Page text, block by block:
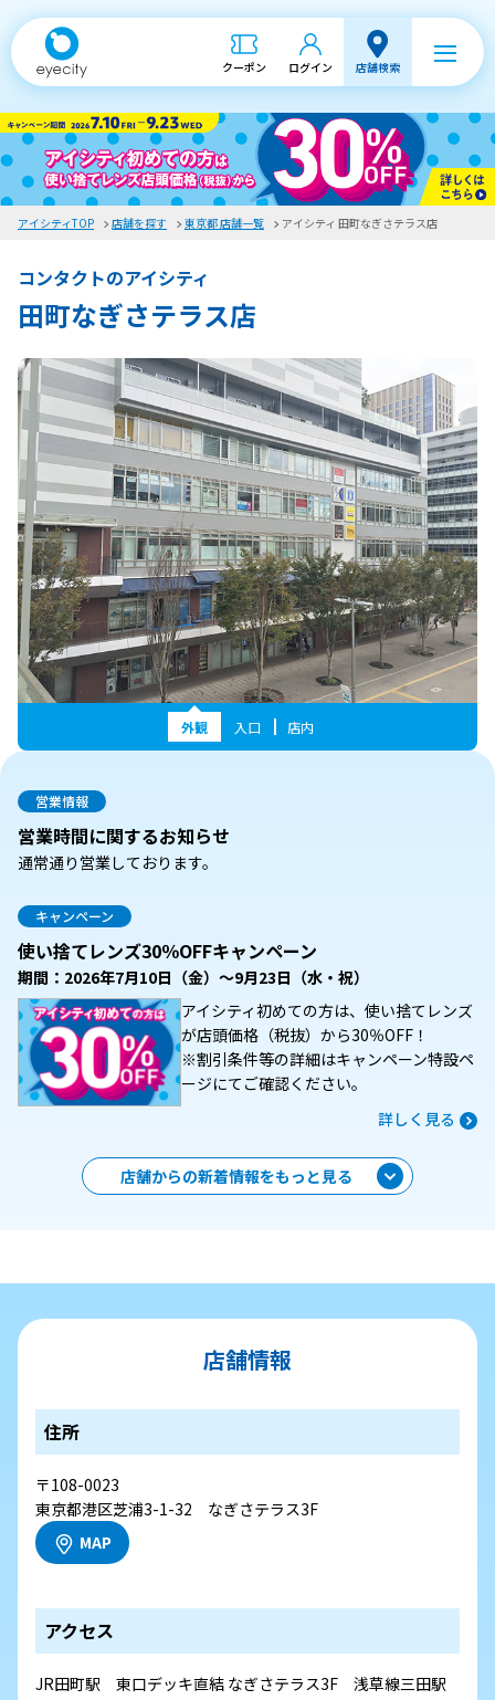
クーポン ログイン 店舗検索
アイシティTOP 店舗を探す 東京都 店舗一覧 アイシティ 田町なぎさテラス店
コンタクトのアイシティ
田町なぎさテラス店
外観 入口 店内
営業情報
営業時間に関するお知らせ
通常通り営業しております。
キャンペーン
使い捨てレンズ30％OFFキャンペーン
期間：2026年7月10日（金）～9月23日（水・祝）
アイシティ初めての方は、使い捨てレンズ
が店頭価格（税抜）から30％OFF！
※割引条件等の詳細はキャンペーン特設ペ
ージにてご確認ください。
詳しく見る
店舗からの新着情報をもっと見る
店舗情報
住所
〒108-0023
東京都港区芝浦3-1-32 なぎさテラス3F
MAP
アクセス
JR田町駅 東口デッキ直結 なぎさテラス3F 浅草線三田駅